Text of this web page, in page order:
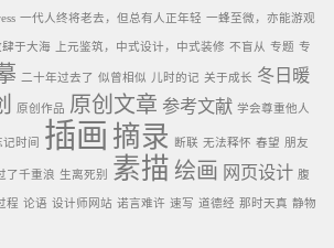
一代人终将老去，但总有人正年轻 一蜂至微，亦能游观
于大海 上元鉴筑，中式设计，中式装修 不盲从 专题 专
二十年过去了 似曾相似 儿时的记 关于成长 冬日暖
原创作品 原创文章 参考文献 学会尊重他人
记时间 插画 摘录 断联 无法释怀 春望 朋友
了千重浪 生离死别 素描 绘画 网页设计 腹
程 论语 设计师网站 诺言难许 速写 道德经 那时天真 静物